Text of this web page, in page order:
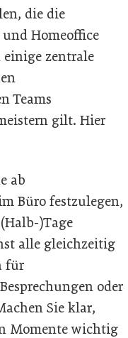
die die
Homeoffice
zentrale
Teams
gilt. Hier
ab
Büro festzulegen,
)Tage
alle gleichzeitig
für
oder
Sie klar,
Momente wichtig